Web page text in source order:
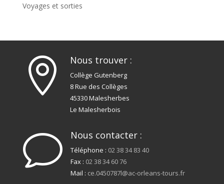
Voyages et sorties
 Nous trouver :
Collège Gutenberg
8 Rue des Collèges
45330 Malesherbes
Le Malesherbois
v Nous contacter :
Téléphone : 02 38 34 83 40
Fax : 02 38 34 60 76
Mail : ce.0450787l@ac-orleans-tours.fr